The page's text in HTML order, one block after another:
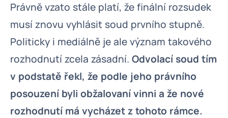
Právně vzato stále platí, že finální rozsudek
musí znovu vyhlásit soud prvního stupně.
Politicky i mediálně je ale význam takového
rozhodnutí zcela zásadní. Odvolací soud tím
v podstatě řekl, že podle jeho právního
posouzení byli obžalovaní vinni a že nové
rozhodnutí má vycházet z tohoto rámce.